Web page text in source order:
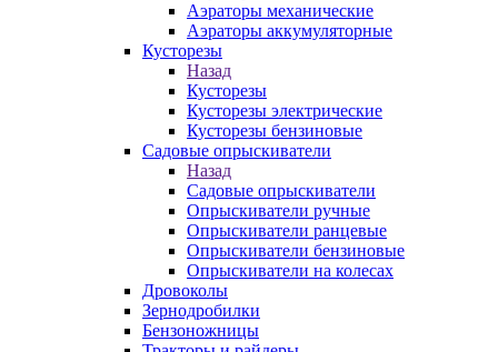
Аэраторы механические
Аэраторы аккумуляторные
Кусторезы
Назад
Кусторезы
Кусторезы электрические
Кусторезы бензиновые
Садовые опрыскиватели
Назад
Садовые опрыскиватели
Опрыскиватели ручные
Опрыскиватели ранцевые
Опрыскиватели бензиновые
Опрыскиватели на колесах
Дровоколы
Зернодробилки
Бензоножницы